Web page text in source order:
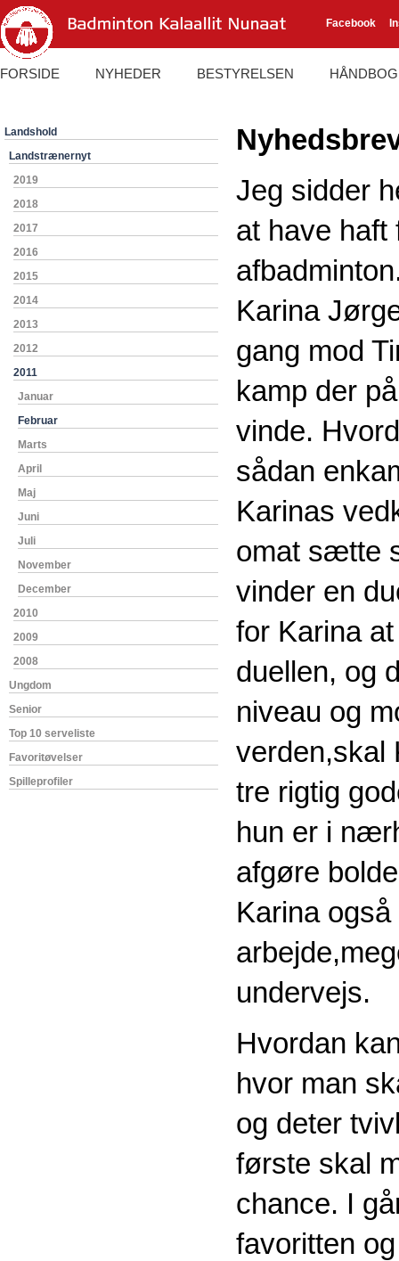
Facebook
FORSIDE NYHEDER BESTYRELSEN HÅNDBOG
Landshold
Landstrænernyt
2019
2018
2017
2016
2015
2014
2013
2012
2011
Januar
Februar
Marts
April
Maj
Juni
Juli
November
December
2010
2009
2008
Ungdom
Senior
Top 10 serveliste
Favoritøvelser
Spilleprofiler
Jeg sidder
at have haft
Karina
gang mod
kamp der
vinde.
sådan
Karinas
omat sætte
vinder en
for Karina
duellen, og
niveau og
verden,skal
tre rigtig
hun er i
afgøre
Karina
undervejs.
Hvordan
hvor man
og deter
første skal
chance. I
favoritten